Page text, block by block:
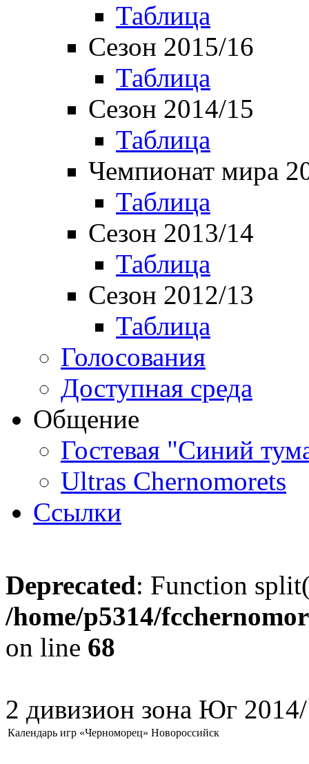
Таблица
Сезон 2015/16
Таблица
Сезон 2014/15
Таблица
Чемпионат мира
Таблица
Сезон 2013/14
Таблица
Сезон 2012/13
Таблица
Голосования
Доступная среда
Общение
Гостевая "Синий
Ultras Chernomorets
Ссылки
Deprecated: Function
/home/p5314/
on line 68
2 дивизион зона Юг
Календарь игр «Черноморец» Новороссийск